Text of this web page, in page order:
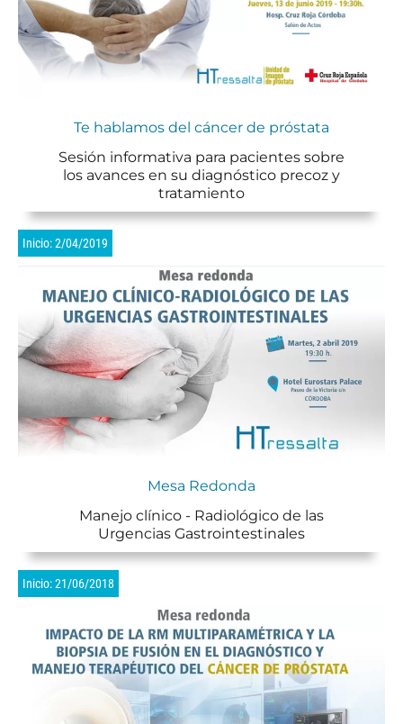
Te hablamos del cáncer de próstata
Sesión informativa para pacientes sobre
los avances en su diagnóstico precoz y
tratamiento
Inicio: 2/04/2019
Mesa Redonda
Manejo clínico - Radiológico de las
Urgencias Gastrointestinales
Inicio: 21/06/2018